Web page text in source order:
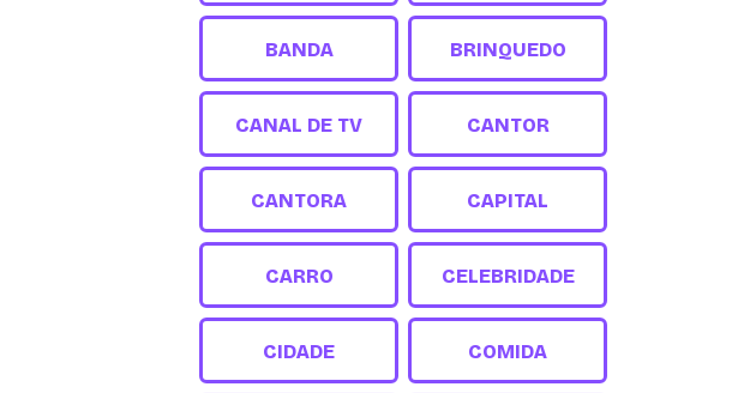
BANDA BRINQUEDO
CANAL DE TV CANTOR
CANTORA CAPITAL
CARRO CELEBRIDADE
CIDADE COMIDA